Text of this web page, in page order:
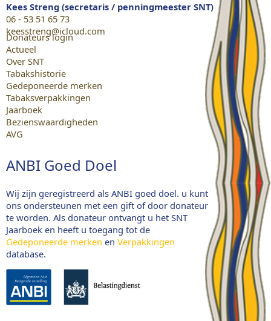
Kees Streng (secretaris / penningmeester SNT)
06 - 53 51 65 73
keesstreng@icloud.com
Donateurs login
Actueel
Over SNT
Tabakshistorie
Gedeponeerde merken
Tabaksverpakkingen
Jaarboek
Bezienswaardigheden
AVG
ANBI Goed Doel
Wij zijn geregistreerd als ANBI goed doel. u kunt
ons ondersteunen met een gift of door donateur
te worden. Als donateur ontvangt u het SNT
Jaarboek en heeft u toegang tot de
Gedeponeerde merken en Verpakkingen
database.